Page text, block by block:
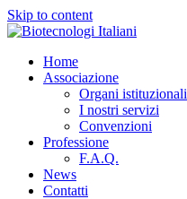
Skip to content
Home
Associazione
Organi istituzionali
I nostri servizi
Convenzioni
Professione
F.A.Q.
News
Contatti